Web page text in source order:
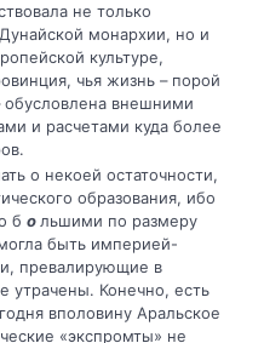
не только
монархии, но и
культуре,
чья жизнь – порой
обусловлена внешними
и расчетами куда более
о некоей остаточности,
образования, ибо
б о льшими по размеру
быть империей-
превалирующие в
утрачены. Конечно, есть
вполовину Аральское
«экспромты» не